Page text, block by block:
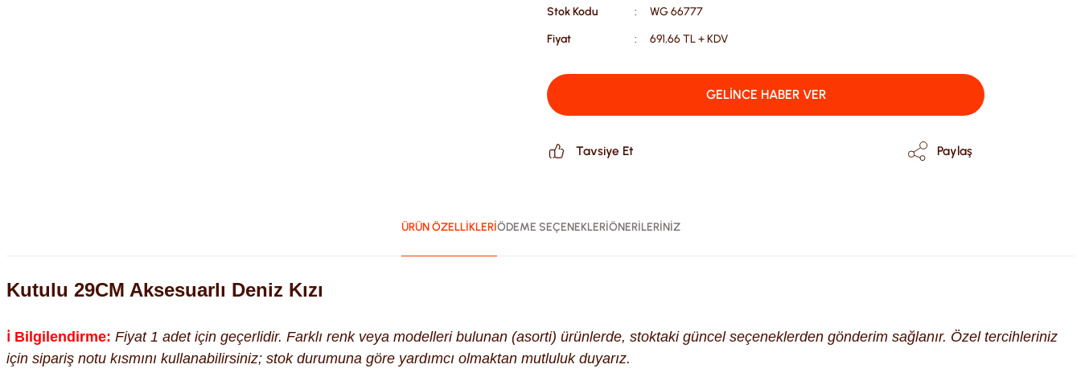
Stok Kodu
WG 66777
Fiyat
691,66 TL + KDV
GELİNCE HABER VER
Tavsiye Et Paylaş
ÜRÜN ÖZELLİKLERİÖDEME SEÇENEKLERİÖNERİLERİNİZ
Kutulu 29CM Aksesuarlı Deniz Kızı
ℹ️ Bilgilendirme: Fiyat 1 adet için geçerlidir. Farklı renk veya modelleri bulunan (asorti) ürünlerde, stoktaki güncel seçeneklerden gönderim sağlanır. Özel tercihleriniz
için sipariş notu kısmını kullanabilirsiniz; stok durumuna göre yardımcı olmaktan mutluluk duyarız.